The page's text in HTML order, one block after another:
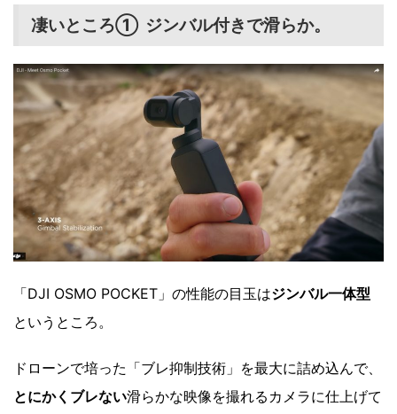
凄いところ① ジンバル付きで滑らか。
「DJI OSMO POCKET」の性能の目玉はジンバル一体型
というところ。
ドローンで培った「ブレ抑制技術」を最大に詰め込んで、
とにかくブレない滑らかな映像を撮れるカメラに仕上げて